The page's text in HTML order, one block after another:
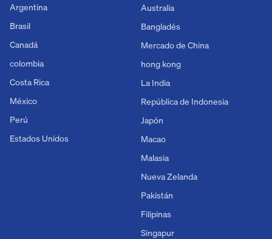
Argentina
Brasil
Canadá
colombia
Costa Rica
México
Perú
Estados Unidos
Australia
Bangladés
Mercado de China
hong kong
La India
República de Indonesia
Japón
Macao
Malasia
Nueva Zelanda
Pakistán
Filipinas
Singapur